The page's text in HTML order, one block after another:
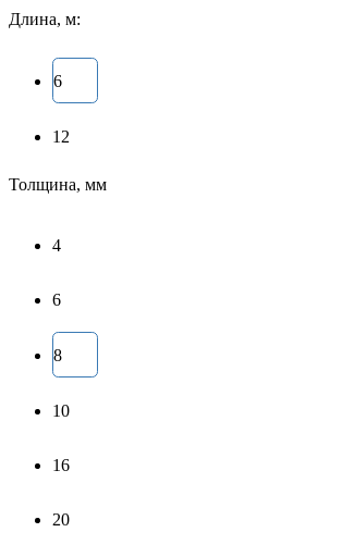
Длина, м:
6
12
Толщина, мм
4
6
8
10
16
20